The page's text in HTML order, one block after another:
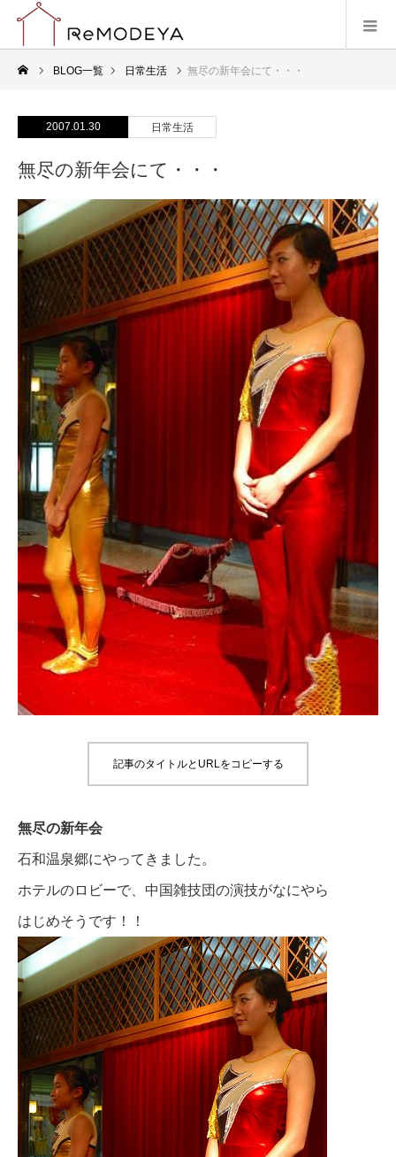
BLOG一覧 日常生活 無尽の新年会にて・・・
2007.01.30 日常生活
無尽の新年会にて・・・
記事のタイトルとURLをコピーする
無尽の新年会
石和温泉郷にやってきました。
ホテルのロビーで、中国雑技団の演技がなにやら
はじめそうです！！